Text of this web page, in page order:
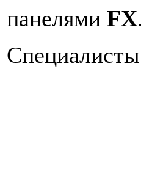
панелями FX.